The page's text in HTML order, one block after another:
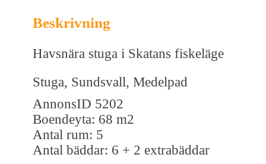
Beskrivning
Havsnära stuga i Skatans fiskeläge
Stuga, Sundsvall, Medelpad
AnnonsID 5202
Boendeyta: 68 m2
Antal rum: 5
Antal bäddar: 6 + 2 extrabäddar